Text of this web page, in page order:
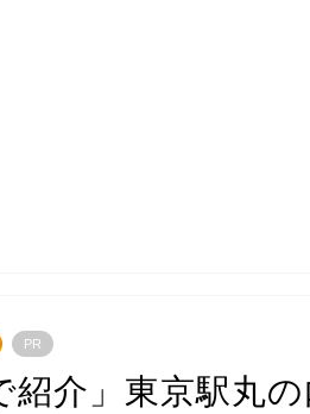
PR
紹介」東京駅丸